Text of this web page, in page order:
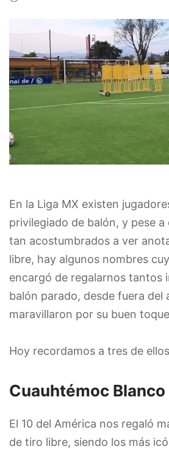
En la Liga MX existen
privilegiado de balón, y pese
tan acostumbrados a ver
libre, hay algunos nombres
encargó de regalarnos tantos
balón parado, desde fuera del
maravillaron por su buen
Hoy recordamos a tres de
Cuauhtémoc Blanco
El 10 del América nos regaló
de tiro libre, siendo los más